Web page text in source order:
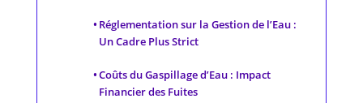
Réglementation sur la Gestion de l’Eau :
Un Cadre Plus Strict
Coûts du Gaspillage d’Eau : Impact
Financier des Fuites